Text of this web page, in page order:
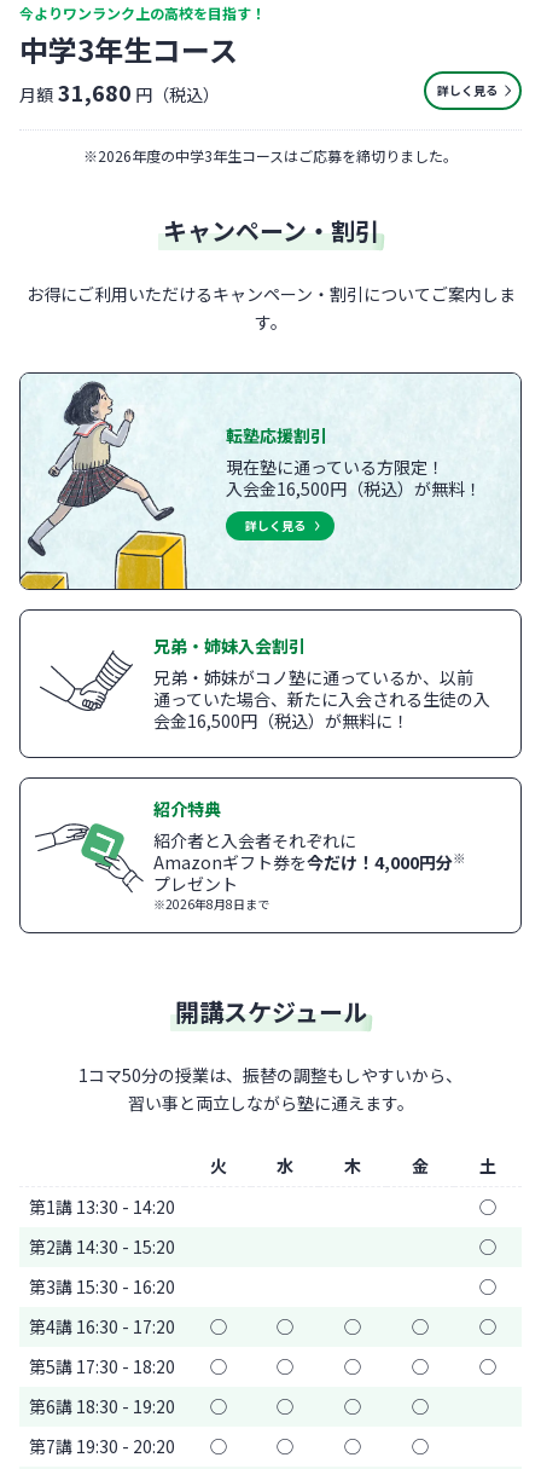
今よりワンランク上の高校を目指す！
中学3年生コース
月額 31,680 円（税込） 詳しく見る
※2026年度の中学3年生コースはご応募を締切りました。
キャンペーン・割引
お得にご利用いただけるキャンペーン・割引についてご案内しま
す。
転塾応援割引
現在塾に通っている方限定！
入会金16,500円（税込）が無料！
詳しく見る
兄弟・姉妹入会割引
兄弟・姉妹がコノ塾に通っているか、以前
通っていた場合、新たに入会される生徒の入
会金16,500円（税込）が無料に！
紹介特典
紹介者と入会者それぞれに
Amazonギフト券を今だけ！4,000円分※
プレゼント
※2026年8月8日まで
開講スケジュール
1コマ50分の授業は、振替の調整もしやすいから、
習い事と両立しながら塾に通えます。
火 水 木 金
土
第1講 13:30 - 14:20
◯
第2講 14:30 - 15:20
◯
第3講 15:30 - 16:20
◯
第4講 16:30 - 17:20
◯ ◯ ◯ ◯
◯
第5講 17:30 - 18:20
◯ ◯ ◯ ◯
◯
第6講 18:30 - 19:20
◯ ◯ ◯
◯
第7講 19:30 - 20:20
◯ ◯ ◯ ◯